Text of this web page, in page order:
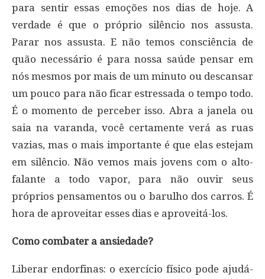
para sentir essas emoções nos dias de hoje. A
verdade é que o próprio silêncio nos assusta.
Parar nos assusta. E não temos consciência de
quão necessário é para nossa saúde pensar em
nós mesmos por mais de um minuto ou descansar
um pouco para não ficar estressada o tempo todo.
É o momento de perceber isso. Abra a janela ou
saia na varanda, você certamente verá as ruas
vazias, mas o mais importante é que elas estejam
em silêncio. Não vemos mais jovens com o alto-
falante a todo vapor, para não ouvir seus
próprios pensamentos ou o barulho dos carros. É
hora de aproveitar esses dias e aproveitá-los.
Como combater a ansiedade?
Liberar endorfinas: o exercício físico pode ajudá-